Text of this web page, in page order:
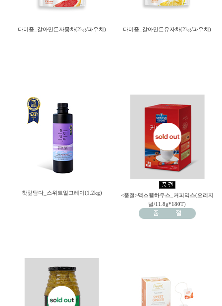
다미즐_갈아만든자몽차(2kg/파우치) 다미즐_갈아만든유자차(2kg/파우치)
찻잎담다_스위트얼그레이(1.2kg)
<품절>맥스웰하우스_커피믹스(오리지
널/11.8g*180T)